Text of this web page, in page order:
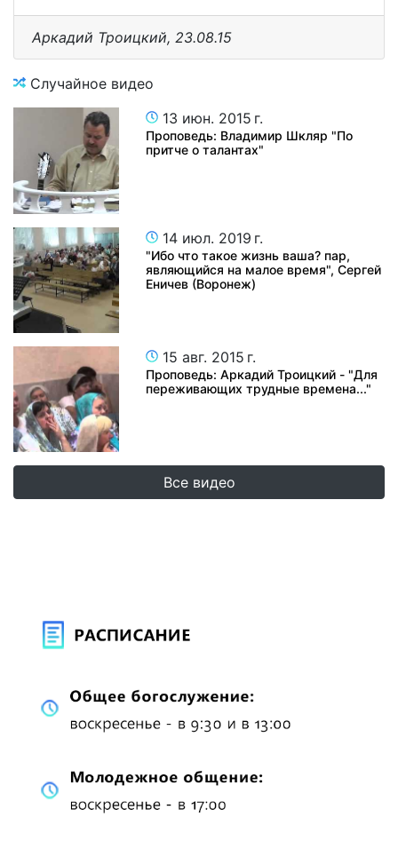
Аркадий Троицкий, 23.08.15
Случайное видео
13 июн. 2015 г.
Проповедь: Владимир Шкляр "По
притче о талантах"
14 июл. 2019 г.
"Ибо что такое жизнь ваша? пар,
являющийся на малое время", Сергей
Еничев (Воронеж)
15 авг. 2015 г.
Проповедь: Аркадий Троицкий - "Для
переживающих трудные времена..."
Все видео